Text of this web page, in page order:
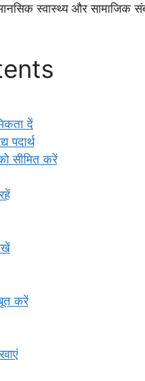
स्वास्थ्य और
दें
पदार्थ
सीमित करें
करें